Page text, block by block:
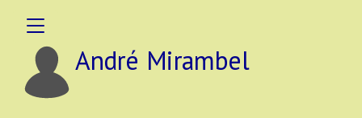
André Mirambel